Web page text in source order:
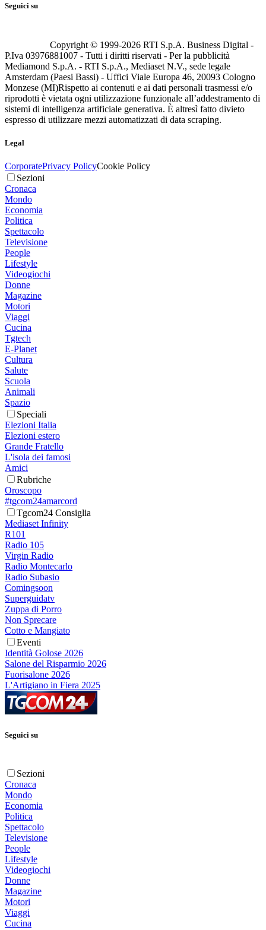
Seguici su
Copyright © 1999-2026 RTI S.p.A. Business Digital -
P.Iva 03976881007 - Tutti i diritti riservati - Per la pubblicità
Mediamond S.p.A. - RTI S.p.A., Mediaset N.V., sede legale
Amsterdam (Paesi Bassi) - Uffici Viale Europa 46, 20093 Cologno
Monzese (MI)Rispetto ai contenuti e ai dati personali trasmessi e/o
riprodotti è vietata ogni utilizzazione funzionale all’addestramento di
sistemi di intelligenza artificiale generativa. È altresì fatto divieto
espresso di utilizzare mezzi automatizzati di data scraping.
Legal
CorporatePrivacy PolicyCookie Policy
Sezioni
Cronaca
Mondo
Economia
Politica
Spettacolo
Televisione
People
Lifestyle
Videogiochi
Donne
Magazine
Motori
Viaggi
Cucina
Tgtech
E-Planet
Cultura
Salute
Scuola
Animali
Spazio
Speciali
Elezioni Italia
Elezioni estero
Grande Fratello
L'isola dei famosi
Amici
Rubriche
Oroscopo
#tgcom24amarcord
Tgcom24 Consiglia
Mediaset Infinity
R101
Radio 105
Virgin Radio
Radio Montecarlo
Radio Subasio
Comingsoon
Superguidatv
Zuppa di Porro
Non Sprecare
Cotto e Mangiato
Eventi
Identità Golose 2026
Salone del Risparmio 2026
Fuorisalone 2026
L'Artigiano in Fiera 2025
Seguici su
Sezioni
Cronaca
Mondo
Economia
Politica
Spettacolo
Televisione
People
Lifestyle
Videogiochi
Donne
Magazine
Motori
Viaggi
Cucina